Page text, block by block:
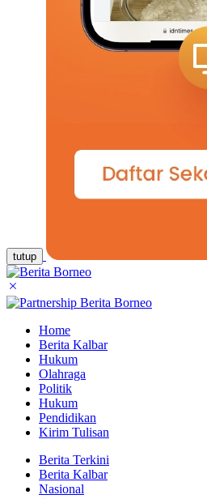
tutup
Home
Berita Kalbar
Hukum
Olahraga
Politik
Hukum
Pendidikan
Kirim Tulisan
Berita Terkini
Berita Kalbar
Nasional